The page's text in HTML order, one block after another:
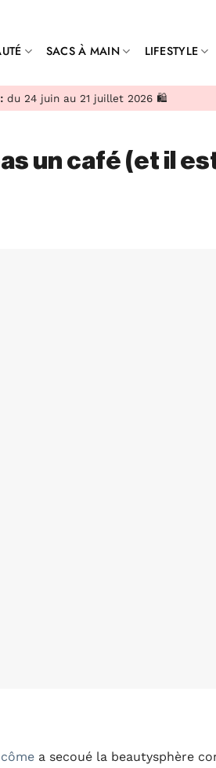
SACS À MAIN LIFESTYLE
du 24 juin au 21 juillet 2026 🛍️
un café (et il
a secoué la beautysphère